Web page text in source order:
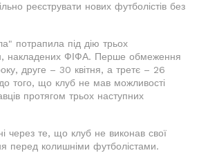
реєструвати нових футболістів без
потрапила під дію трьох
накладених ФІФА. Перше обмеження
друге – 30 квітня, а третє – 26
того, що клуб не мав можливості
протягом трьох наступних
через те, що клуб не виконав свої
перед колишніми футболістами.